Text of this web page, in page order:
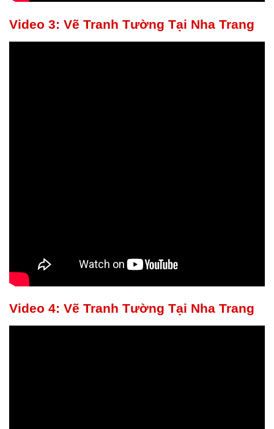
Video 3: Vẽ Tranh Tường Tại Nha Trang
Video 4: Vẽ Tranh Tường Tại Nha Trang